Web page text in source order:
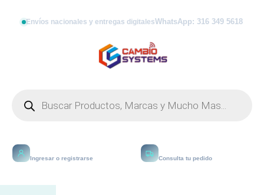
Envíos nacionales y entregas digitalesWhatsApp: 316 349 5618
Ingresar o registrarse Consulta tu pedido